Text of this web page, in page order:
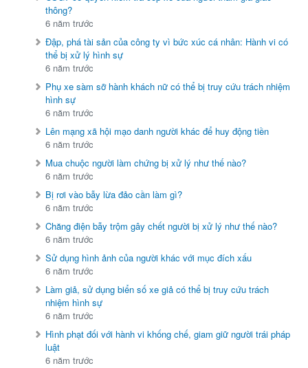
thông?
6 năm trước
Đập, phá tài sản của công ty vì bức xúc cá nhân: Hành vi có
thể bị xử lý hình sự
6 năm trước
Phụ xe sàm sỡ hành khách nữ có thể bị truy cứu trách nhiệm
hình sự
6 năm trước
Lên mạng xã hội mạo danh người khác để huy động tiền
6 năm trước
Mua chuộc người làm chứng bị xử lý như thế nào?
6 năm trước
Bị rơi vào bẫy lừa đảo cần làm gì?
6 năm trước
Chăng điện bẫy trộm gây chết người bị xử lý như thế nào?
6 năm trước
Sử dụng hình ảnh của người khác với mục đích xấu
6 năm trước
Làm giả, sử dụng biển số xe giả có thể bị truy cứu trách
nhiệm hình sự
6 năm trước
Hình phạt đối với hành vi khống chế, giam giữ người trái pháp
luật
6 năm trước